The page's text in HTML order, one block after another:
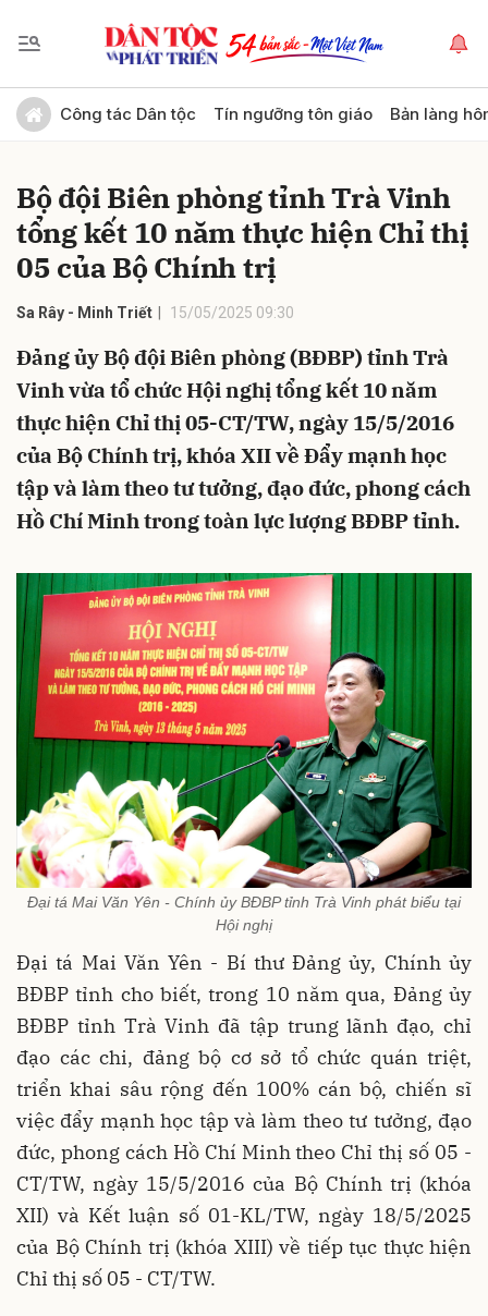
Công tác Dân tộc Tín ngưỡng tôn giáo Bản làng
Bộ đội Biên phòng tỉnh Trà Vinh
tổng kết 10 năm thực hiện Chỉ thị
05 của Bộ Chính trị
Sa Rây - Minh Triết 15/05/2025 09:30
Đảng ủy Bộ đội Biên phòng (BĐBP) tỉnh Trà
Vinh vừa tổ chức Hội nghị tổng kết 10 năm
thực hiện Chỉ thị 05-CT/TW, ngày 15/5/2016
của Bộ Chính trị, khóa XII về Đẩy mạnh học
tập và làm theo tư tưởng, đạo đức, phong cách
Hồ Chí Minh trong toàn lực lượng BĐBP tỉnh.
Đại tá Mai Văn Yên - Chính ủy BĐBP tỉnh Trà Vinh phát biểu tại
Hội nghị
Đại tá Mai Văn Yên - Bí thư Đảng ủy, Chính ủy
BĐBP tỉnh cho biết, trong 10 năm qua, Đảng ủy
BĐBP tỉnh Trà Vinh đã tập trung lãnh đạo, chỉ
đạo các chi, đảng bộ cơ sở tổ chức quán triệt,
triển khai sâu rộng đến 100% cán bộ, chiến sĩ
việc đẩy mạnh học tập và làm theo tư tưởng, đạo
đức, phong cách Hồ Chí Minh theo Chỉ thị số 05 -
CT/TW, ngày 15/5/2016 của Bộ Chính trị (khóa
XII) và Kết luận số 01-KL/TW, ngày 18/5/2025
của Bộ Chính trị (khóa XIII) về tiếp tục thực hiện
Chỉ thị số 05 - CT/TW.
Gửi bình luận